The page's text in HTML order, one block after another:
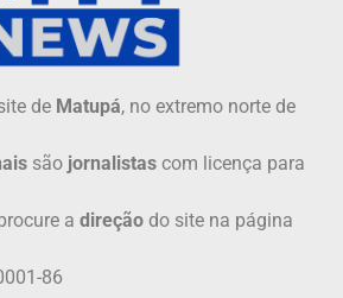
de Matupá, no extremo norte de
são jornalistas com licença para
a direção do site na página
86